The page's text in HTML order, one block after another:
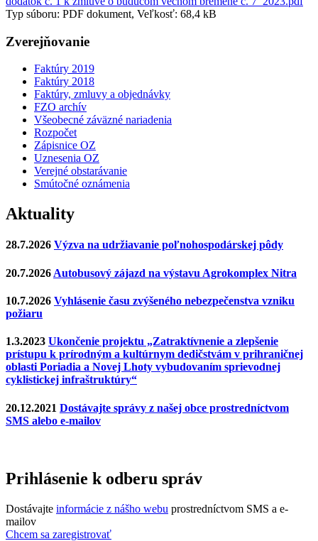
Typ súboru: PDF dokument, Veľkosť: 68,4 kB
Zverejňovanie
Faktúry 2019
Faktúry 2018
Faktúry, zmluvy a objednávky
FZO archív
Všeobecné záväzné nariadenia
Rozpočet
Zápisnice OZ
Uznesenia OZ
Verejné obstarávanie
Smútočné oznámenia
Aktuality
28.7.2026 Výzva na udržiavanie poľnohospodárskej pôdy
20.7.2026 Autobusový zájazd na výstavu Agrokomplex Nitra
10.7.2026 Vyhlásenie času zvýšeného nebezpečenstva vzniku
požiaru
1.3.2023 Ukončenie projektu „Zatraktívnenie a zlepšenie
prístupu k prírodným a kultúrnym dedičstvám v prihraničnej
oblasti Poriadia a Novej Lhoty vybudovaním sprievodnej
cyklistickej infraštruktúry“
20.12.2021 Dostávajte správy z našej obce prostredníctvom
SMS alebo e-mailov
Prihlásenie k odberu správ
Dostávajte informácie z nášho webu prostredníctvom SMS a e-
mailov
Chcem sa zaregistrovať